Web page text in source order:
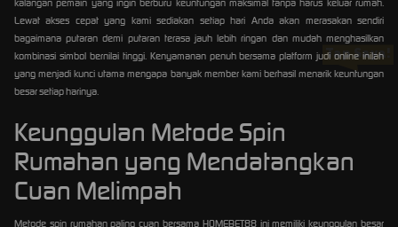
Tap Saya!
Lewat akses cepat yang kami sediakan setiap hari Anda akan merasakan sendiri
bagaimana putaran demi putaran terasa jauh lebih ringan dan mudah menghasilkan
kombinasi simbol bernilai tinggi. Kenyamanan penuh bersama platform judi online inilah
yang menjadi kunci utama mengapa banyak member kami berhasil menarik keuntungan
besar setiap harinya.
Keunggulan Metode Spin
Rumahan yang Mendatangkan
Cuan Melimpah
Metode spin rumahan paling cuan bersama HOMEBET88 ini memiliki keunggulan besar